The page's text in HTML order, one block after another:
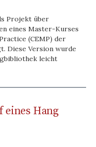
Projekt über
eines Master-Kurses
(CEMP) der
Diese Version wurde
leicht
Hang